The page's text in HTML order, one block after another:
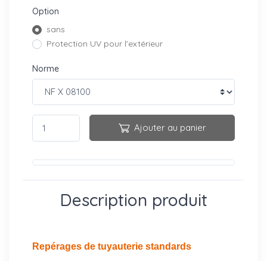
Option
sans
Protection UV pour l'extérieur
Norme
Ajouter au panier
Description produit
Repérages de tuyauterie standards